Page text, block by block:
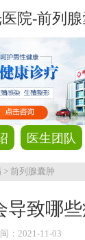
院-前列
医生团队
> 前列腺囊肿
导致哪
：2021-11-03